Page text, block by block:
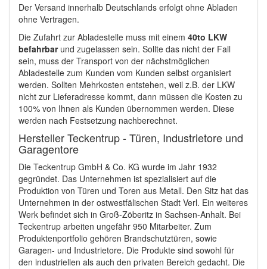
Der Versand innerhalb Deutschlands erfolgt ohne Abladen
ohne Vertragen.
Die Zufahrt zur Abladestelle muss mit einem 40to LKW
befahrbarund zugelassen sein. Sollte das nicht der Fall
sein, muss der Transport von der nächstmöglichen
Abladestelle zum Kunden vom Kunden selbst organisiert
werden. Sollten Mehrkosten entstehen, weil z.B. der LKW
nicht zur Lieferadresse kommt, dann müssen die Kosten zu
100% von Ihnen als Kunden übernommen werden. Diese
werden nach Festsetzung nachberechnet.
Hersteller Teckentrup - Türen, Industrietore und
Garagentore
Die Teckentrup GmbH & Co. KG wurde im Jahr 1932
gegründet. Das Unternehmen ist spezialisiert auf die
Produktion von Türen und Toren aus Metall. Den Sitz hat das
Unternehmen in der ostwestfälischen Stadt Verl. Ein weiteres
Werk befindet sich in Groß-Zöberitz in Sachsen-Anhalt. Bei
Teckentrup arbeiten ungefähr 950 Mitarbeiter. Zum
Produktenportfolio gehören Brandschutztüren, sowie
Garagen- und Industrietore. Die Produkte sind sowohl für
den industriellen als auch den privaten Bereich gedacht. Die